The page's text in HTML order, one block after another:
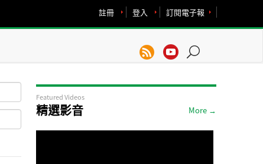
訂閱電子報
登入
註冊
Featured Videos
精選影音 More →